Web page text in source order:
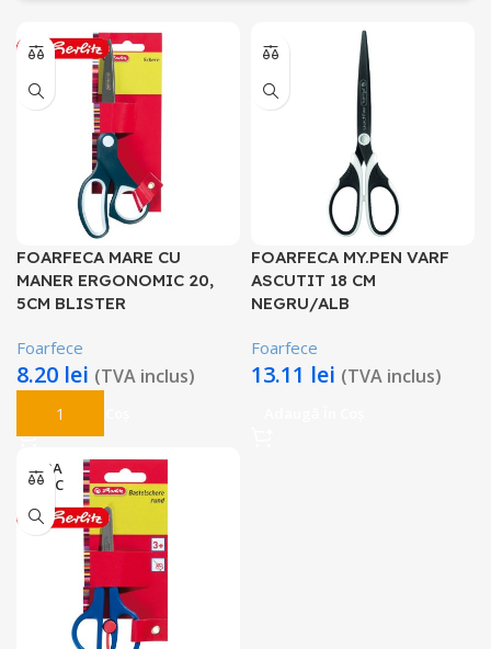
FOARFECA MARE CU
MANER ERGONOMIC 20,
5CM BLISTER
Foarfece
8.20 lei (TVA inclus)
Adaugă În Coș
FOARFECA MY.PEN VARF
ASCUTIT 18 CM
NEGRU/ALB
Foarfece
13.11 lei (TVA inclus)
FARA
STOC